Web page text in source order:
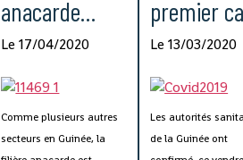
a fait don de 500 millions
de francs guinéens au
à la Covid-19 et de
de la Guinée.
La mise à service
filiale de Bolloré
anacarde
affectée par le
Covid-19
Le 17/04/2020
Comme plusieurs autres
secteurs en Guinée, la
premier
de
coronavirus
confirmé
Le 13/03/2020
Les autorités
de la Guinée ont